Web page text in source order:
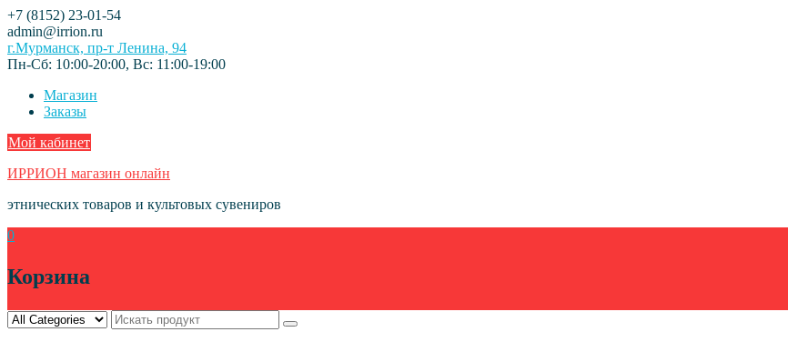
Skip
to
content
+7 (8152) 23-01-54
admin@irrion.ru
г.Мурманск, пр-т Ленина, 94
Пн-Сб: 10:00-20:00, Вс: 11:00-19:00
Магазин
Заказы
Мой кабинет
ИРРИОН магазин онлайн
этнических товаров и культовых сувениров
0
Корзина